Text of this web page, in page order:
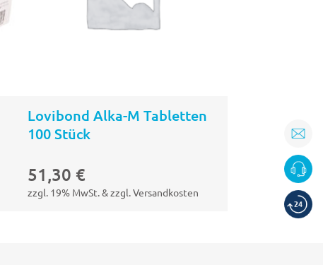
Lovibond Alka-M Tabletten
100 Stück
51,30 €
zzgl. 19% MwSt. & zzgl. Versandkosten